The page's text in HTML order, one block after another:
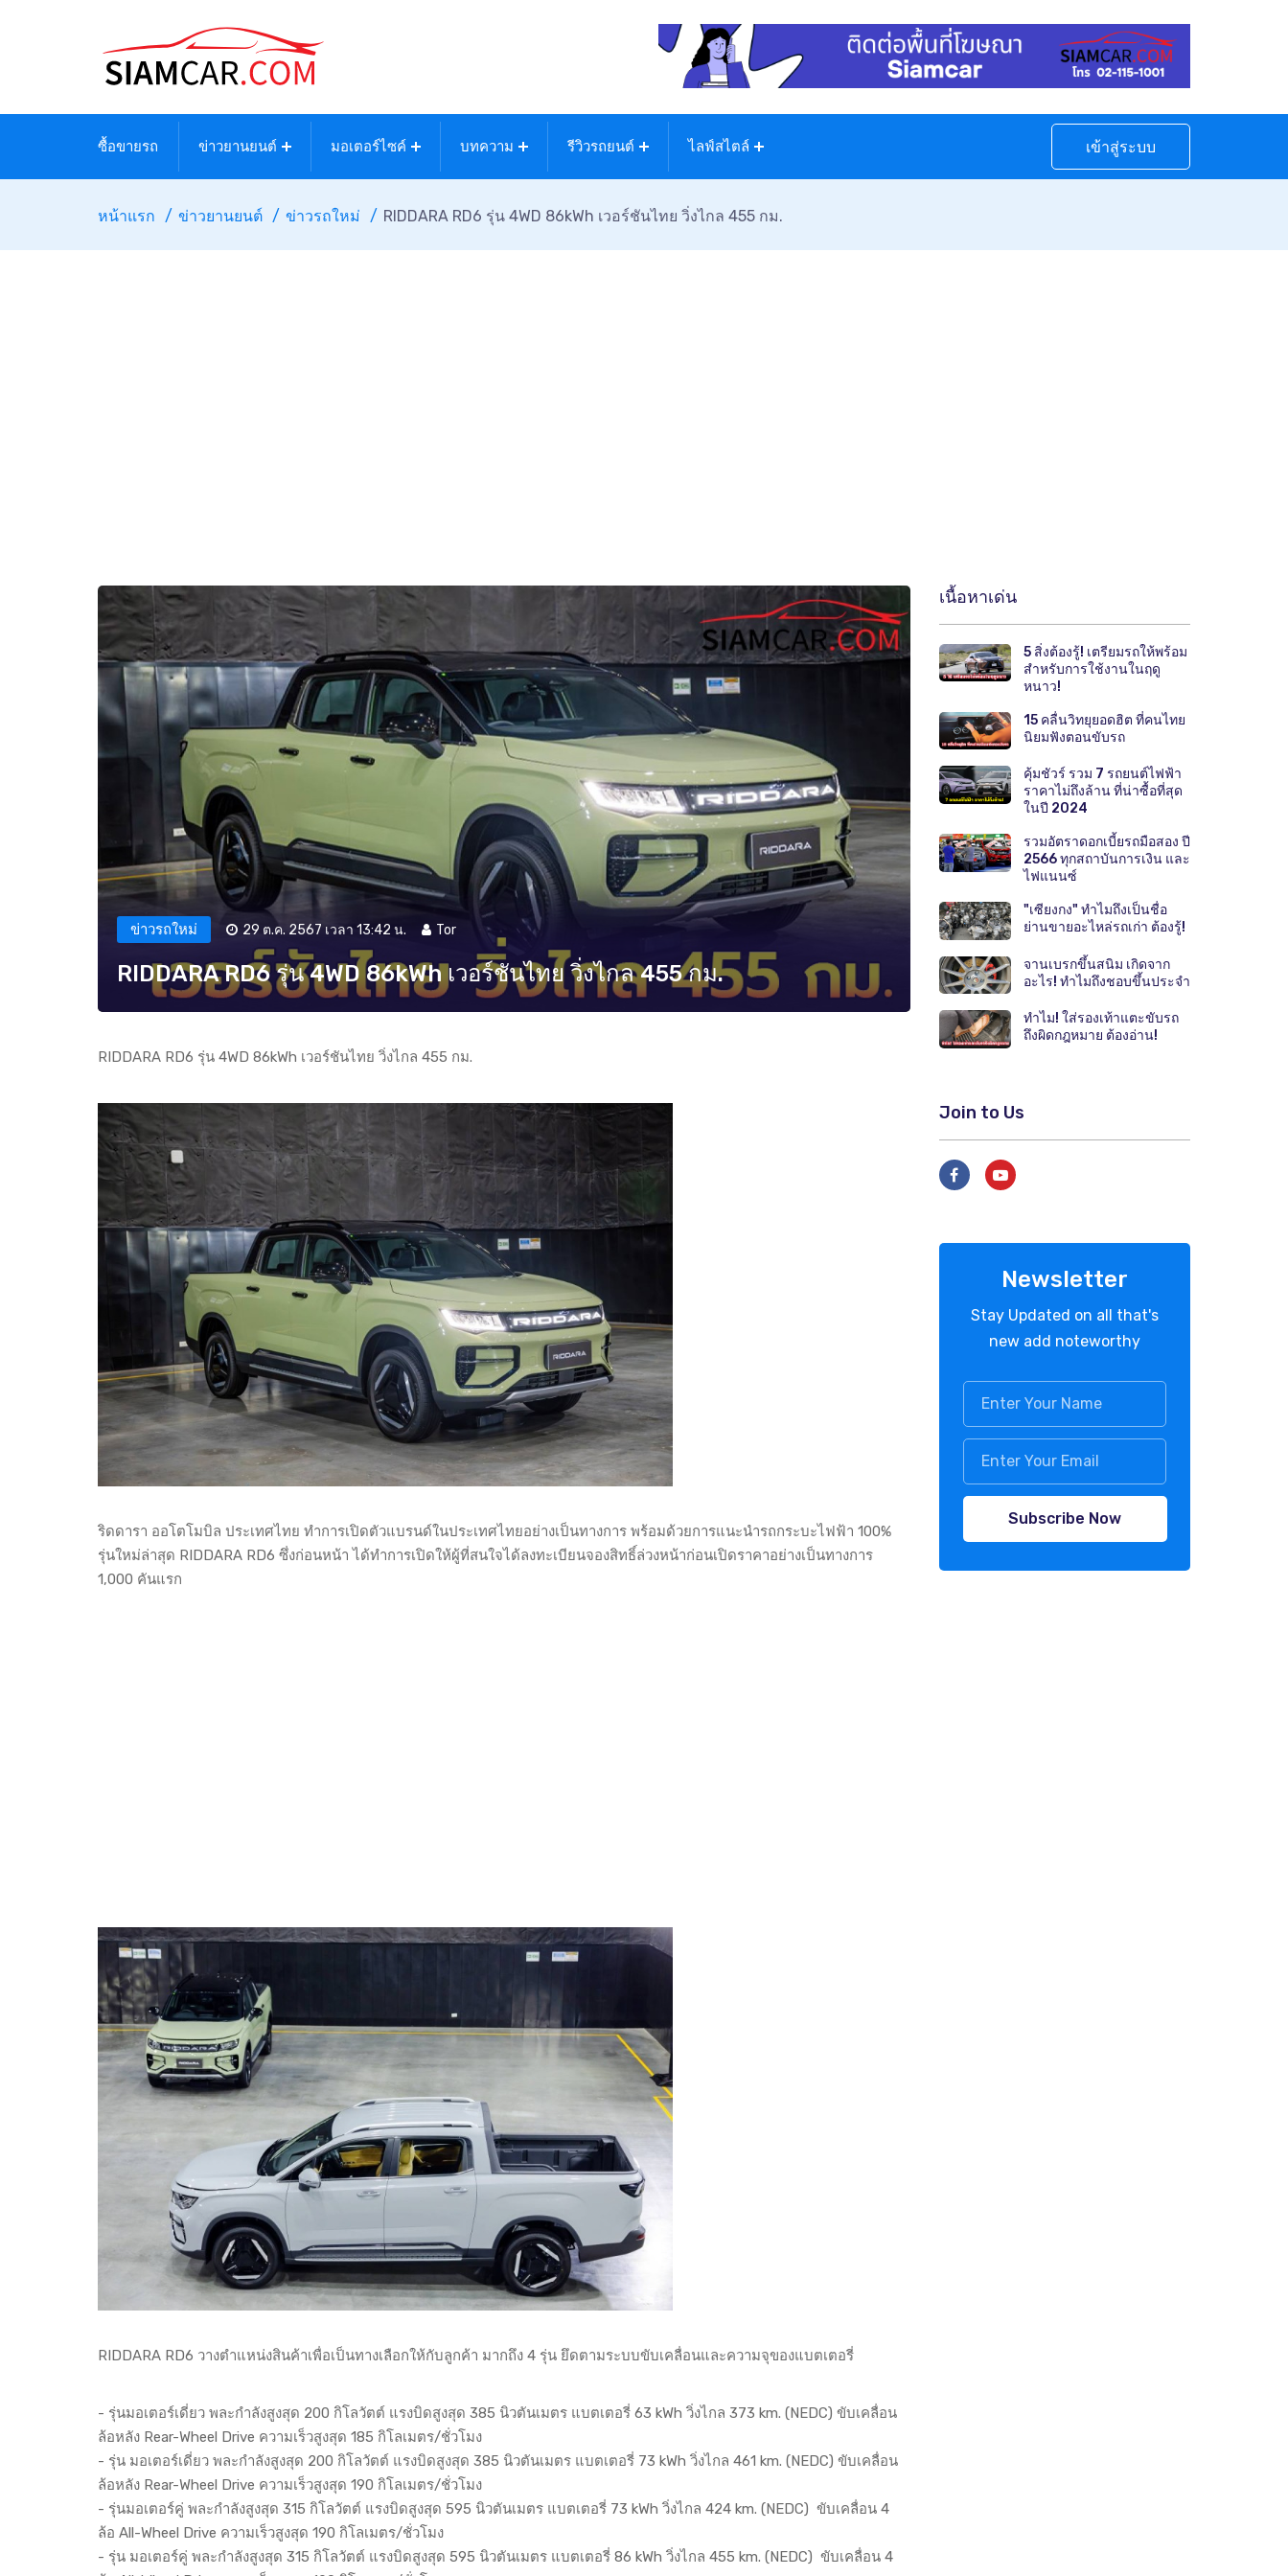
ซื้อขายรถ ข่าวยานยนต์ มอเตอร์ไซค์ บทความ รีวิวรถยนต์ ไลฟ์สไตล์ เข้าสู่ระบบ
หน้าแรก ข่าวยานยนต์ ข่าวรถใหม่ RIDDARA RD6 รุ่น 4WD 86kWh เวอร์ชันไทย วิ่งไกล 455 กม.
ข่าวรถใหม่ 29 ต.ค. 2567 เวลา 13:42 น. Tor
RIDDARA RD6 รุ่น 4WD 86kWh เวอร์ชันไทย วิ่งไกล 455 กม.
RIDDARA RD6 รุ่น 4WD 86kWh เวอร์ชันไทย วิ่งไกล 455 กม.
ริดดารา ออโตโมบิล ประเทศไทย ทำการเปิดตัวแบรนด์ในประเทศไทยอย่างเป็นทางการ พร้อมด้วยการแนะนำรถกระบะไฟฟ้า 100%
รุ่นใหม่ล่าสุด RIDDARA RD6 ซึ่งก่อนหน้า ได้ทำการเปิดให้ผู้ที่สนใจได้ลงทะเบียนจองสิทธิ์ล่วงหน้าก่อนเปิดราคาอย่างเป็นทางการ
1,000 คันแรก
RIDDARA RD6 วางตำแหน่งสินค้าเพื่อเป็นทางเลือกให้กับลูกค้า มากถึง 4 รุ่น ยึดตามระบบขับเคลื่อนและความจุของแบตเตอรี่
- รุ่นมอเตอร์เดี่ยว พละกำลังสูงสุด 200 กิโลวัตต์ แรงบิดสูงสุด 385 นิวตันเมตร แบตเตอรี่ 63 kWh วิ่งไกล 373 km. (NEDC) ขับเคลื่อน
ล้อหลัง Rear-Wheel Drive ความเร็วสูงสุด 185 กิโลเมตร/ชั่วโมง
- รุ่น มอเตอร์เดี่ยว พละกำลังสูงสุด 200 กิโลวัตต์ แรงบิดสูงสุด 385 นิวตันเมตร แบตเตอรี่ 73 kWh วิ่งไกล 461 km. (NEDC) ขับเคลื่อน
ล้อหลัง Rear-Wheel Drive ความเร็วสูงสุด 190 กิโลเมตร/ชั่วโมง
- รุ่นมอเตอร์คู่ พละกำลังสูงสุด 315 กิโลวัตต์ แรงบิดสูงสุด 595 นิวตันเมตร แบตเตอรี่ 73 kWh วิ่งไกล 424 km. (NEDC) ขับเคลื่อน 4
ล้อ All-Wheel Drive ความเร็วสูงสุด 190 กิโลเมตร/ชั่วโมง
- รุ่น มอเตอร์คู่ พละกำลังสูงสุด 315 กิโลวัตต์ แรงบิดสูงสุด 595 นิวตันเมตร แบตเตอรี่ 86 kWh วิ่งไกล 455 km. (NEDC) ขับเคลื่อน 4
เนื้อหาเด่น
5 สิ่งต้องรู้! เตรียมรถให้พร้อม
สำหรับการใช้งานในฤดู
หนาว!
15 คลื่นวิทยุยอดฮิต ที่คนไทย
นิยมฟังตอนขับรถ
คุ้มชัวร์ รวม 7 รถยนต์ไฟฟ้า
ราคาไม่ถึงล้าน ที่น่าซื้อที่สุด
ในปี 2024
รวมอัตราดอกเบี้ยรถมือสอง ปี
2566 ทุกสถาบันการเงิน และ
ไฟแนนซ์
"เซียงกง" ทำไมถึงเป็นชื่อ
ย่านขายอะไหล่รถเก่า ต้องรู้!
จานเบรกขึ้นสนิม เกิดจาก
อะไร! ทำไมถึงชอบขึ้นประจำ
ทำไม! ใส่รองเท้าแตะขับรถ
ถึงผิดกฎหมาย ต้องอ่าน!
Join to Us
Newsletter
Stay Updated on all that's
new add noteworthy
Subscribe Now